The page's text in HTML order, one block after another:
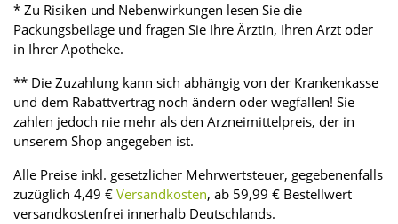
* Zu Risiken und Nebenwirkungen lesen Sie die
Packungsbeilage und fragen Sie Ihre Ärztin, Ihren Arzt oder
in Ihrer Apotheke.
** Die Zuzahlung kann sich abhängig von der Krankenkasse
und dem Rabattvertrag noch ändern oder wegfallen! Sie
zahlen jedoch nie mehr als den Arzneimittelpreis, der in
unserem Shop angegeben ist.
Alle Preise inkl. gesetzlicher Mehrwertsteuer, gegebenenfalls
zuzüglich 4,49 € Versandkosten, ab 59,99 € Bestellwert
versandkostenfrei innerhalb Deutschlands.